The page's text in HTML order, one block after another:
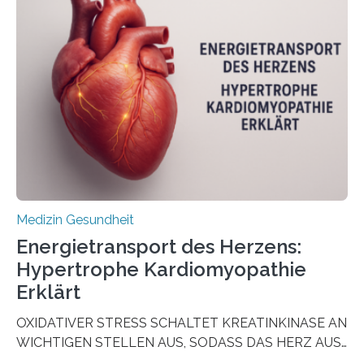
aus Gewebe von Patientinnen und Patienten –
sogenannte Organoide – genutzt werden können, um
vorab zu prüfen, welche Medikamente am besten
wirken. Dabei wurde ein Eiweiß identifiziert, das künftig
als Biomarker für die Wahl der passenden Therapie
dienen könnte. Darmkrebs zählt weltweit zu den
häufigsten Krebsarten und stellt…
Medizin Gesundheit
Energietransport des Herzens:
Hypertrophe Kardiomyopathie
Erklärt
OXIDATIVER STRESS SCHALTET KREATINKINASE AN
WICHTIGEN STELLEN AUS, SODASS DAS HERZ AUS